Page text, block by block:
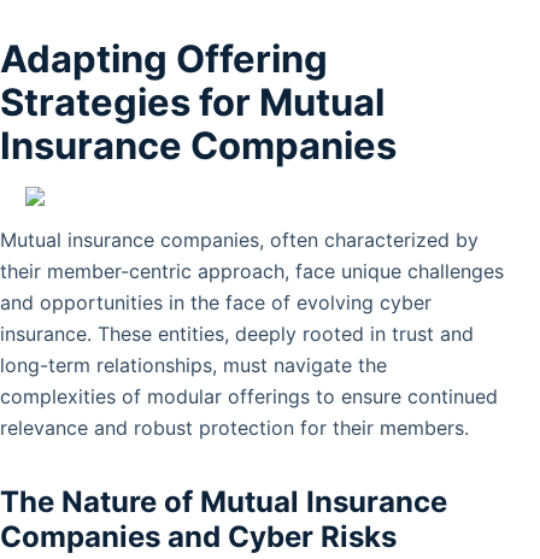
Adapting Offering
Strategies for Mutual
Insurance Companies
Mutual insurance companies, often characterized by
their member-centric approach, face unique challenges
and opportunities in the face of evolving cyber
insurance. These entities, deeply rooted in trust and
long-term relationships, must navigate the
complexities of modular offerings to ensure continued
relevance and robust protection for their members.
The Nature of Mutual Insurance
Companies and Cyber Risks